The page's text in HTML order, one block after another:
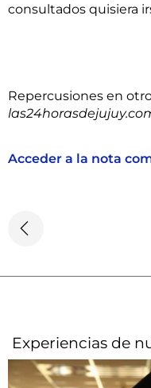
consultados quisiera
Repercusiones en
Acceder a la nota
Experiencias de